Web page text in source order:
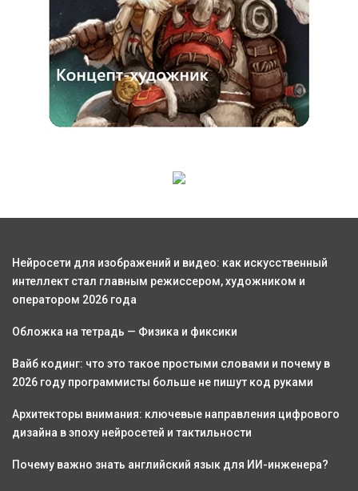
Нейросети для изображений и видео: как искусственный
интеллект стал главным режиссером, художником и
оператором 2026 года
Обложка на тетрадь — Физика и фиксики
Вайб кодинг: что это такое простыми словами и почему в
2026 году программисты больше не пишут код руками
Архитекторы внимания: ключевые направления цифрового
дизайна в эпоху нейросетей и тактильности
Почему важно знать английский язык для ИИ-инженера?